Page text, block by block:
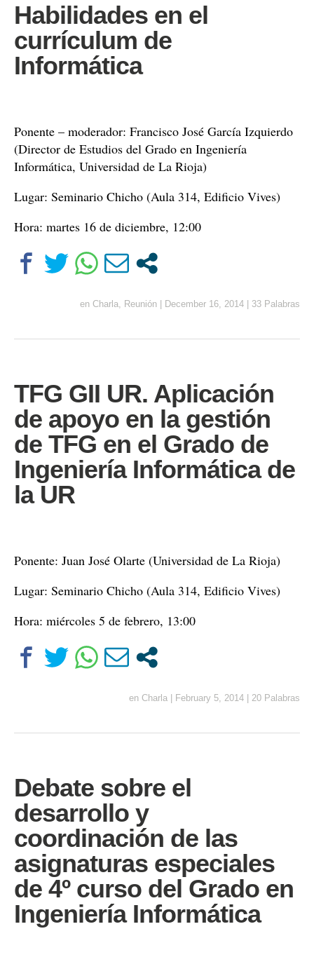
Habilidades en el
currículum de
Informática
Ponente – moderador: Francisco José García Izquierdo
(Director de Estudios del Grado en Ingeniería
Informática, Universidad de La Rioja)
Lugar: Seminario Chicho (Aula 314, Edificio Vives)
Hora: martes 16 de diciembre, 12:00
en Charla, Reunión December 16, 2014 33 Palabras
TFG GII UR. Aplicación
de apoyo en la gestión
de TFG en el Grado de
Ingeniería Informática de
la UR
Ponente: Juan José Olarte (Universidad de La Rioja)
Lugar: Seminario Chicho (Aula 314, Edificio Vives)
Hora: miércoles 5 de febrero, 13:00
en Charla February 5, 2014 20 Palabras
Debate sobre el
desarrollo y
coordinación de las
asignaturas especiales
de 4º curso del Grado en
Ingeniería Informática